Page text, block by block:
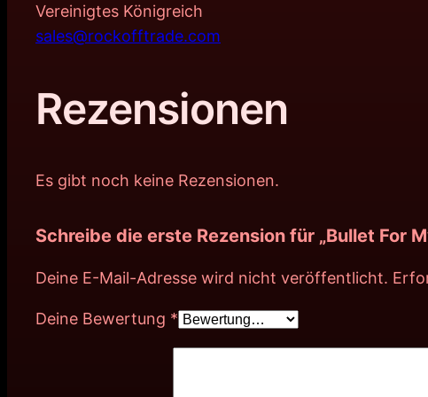
Vereinigtes Königreich
sales@rockofftrade.com
Rezensionen
Es gibt noch keine Rezensionen.
Schreibe die erste Rezension für „Bullet For
Deine E-Mail-Adresse wird nicht veröffentlicht.
Deine Bewertung *